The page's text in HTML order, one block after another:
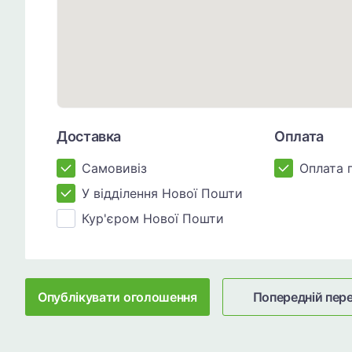
Доставка
Самовивіз
У відділення Нової Пошти
Кур'єром Нової Пошти
Оплата
Оплата
Опублікувати оголошення Попередній